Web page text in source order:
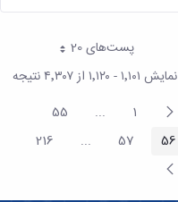
پست‌‌های 20هر صفحه
نمایش ۱٬۱۰۱ - ۱٬۱۲۰ از ۴٬۳۰۷ نتیجه
پیغام
قبلی صفحه1
...
Pagesصفحه55
صفحه56 صفحه57
...
Pagesصفحه216
صفحه
بعد